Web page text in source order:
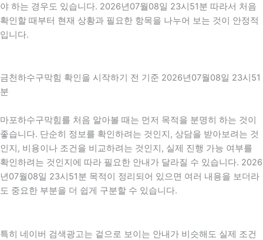
야 하는 경우도 있습니다. 2026년07월08일 23시51분 따라서 처음
확인할 때부터 현재 상황과 필요한 항목을 나누어 보는 것이 안정적
입니다.
금천하수구막힘 확인을 시작하기 전 기준 2026년07월08일 23시51
분
마포하수구막힘를 처음 알아볼 때는 먼저 목적을 분명히 하는 것이
좋습니다. 단순히 정보를 확인하려는 것인지, 상담을 받아보려는 것
인지, 비용이나 조건을 비교하려는 것인지, 실제 진행 가능 여부를
확인하려는 것인지에 따라 필요한 안내가 달라질 수 있습니다. 2026
년07월08일 23시51분 목적이 정리되어 있으면 여러 내용을 보더라
도 중요한 부분을 더 쉽게 구분할 수 있습니다.
특히 네이버 검색광고는 겉으로 보이는 안내가 비슷해도 실제 조건